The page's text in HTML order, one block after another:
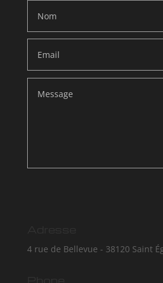
4 rue de Bellevue - 38120 Saint